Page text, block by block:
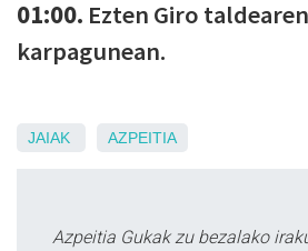
01:00. Ezten Giro
karpagunean.
JAIAK AZPEITIA
Azpeitia Gukak zu bezalako